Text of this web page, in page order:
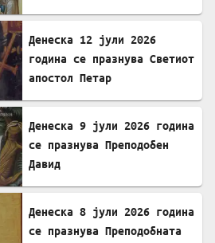
Денеска 12 јули 2026
година се празнува Светиот
апостол Петар
Денеска 9 јули 2026 година
се празнува Преподобен
Давид
Денеска 8 јули 2026 година
се празнува Преподобната